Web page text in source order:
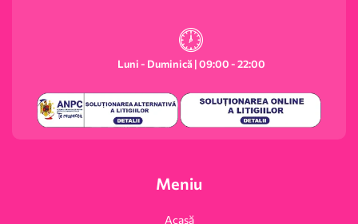
Luni - Duminică | 09:00 - 22:00
Meniu
Acasă